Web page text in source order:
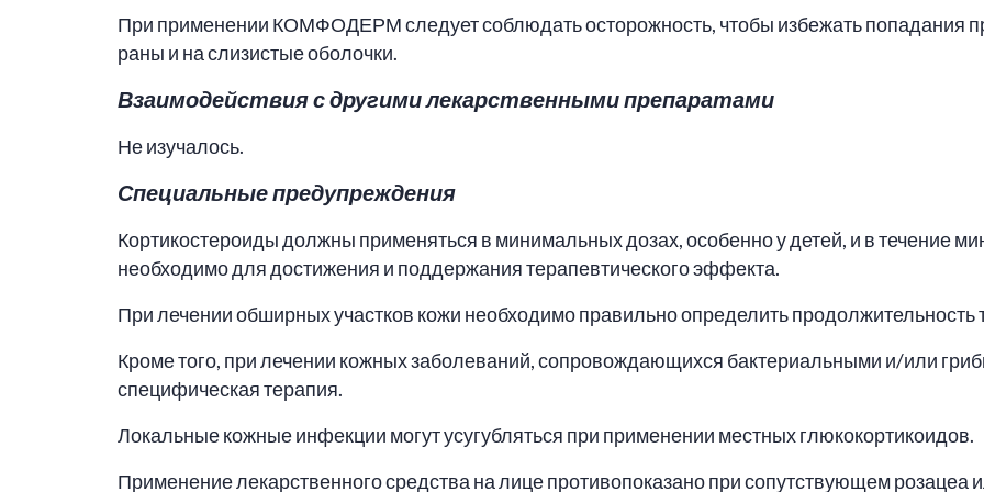
При применении КОМФОДЕРМ следует соблюдать осторожность, чтобы избежать попадания
раны и на слизистые оболочки.
Взаимодействия с другими лекарственными препаратами
Не изучалось.
Специальные предупреждения
Кортикостероиды должны применяться в минимальных дозах, особенно у детей, и в течение
необходимо для достижения и поддержания терапевтического эффекта.
При лечении обширных участков кожи необходимо правильно определить продолжительность
Кроме того, при лечении кожных заболеваний, сопровождающихся бактериальными и/или
специфическая терапия.
Локальные кожные инфекции могут усугубляться при применении местных глюкокортикоидов.
Применение лекарственного средства на лице противопоказано при сопутствующем розацеа